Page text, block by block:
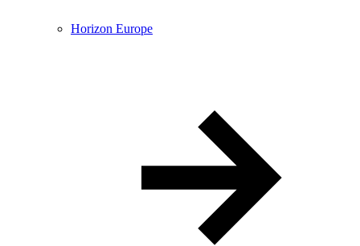
Horizon Europe